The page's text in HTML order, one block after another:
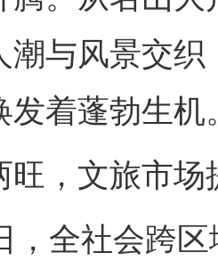
潮与风景交
发着蓬勃生机
，文旅市场
全社会跨区